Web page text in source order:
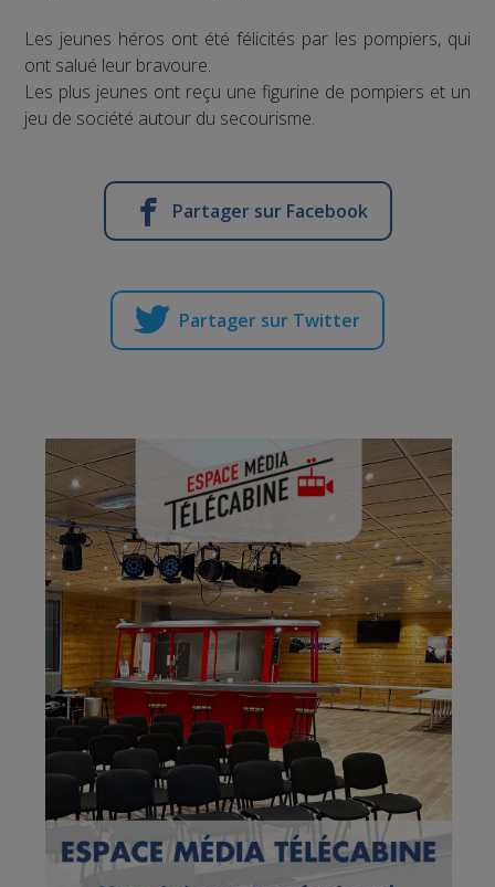
Les jeunes héros ont été félicités par les pompiers, qui
ont salué leur bravoure.
Les plus jeunes ont reçu une figurine de pompiers et un
jeu de société autour du secourisme.
Partager sur Facebook
Partager sur Twitter